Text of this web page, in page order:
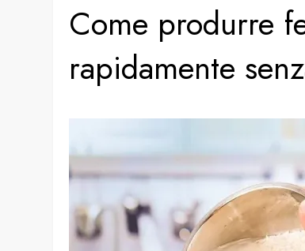
Come produrre
rapidamente